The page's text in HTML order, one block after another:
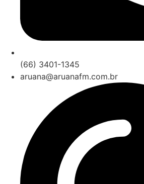
(66) 3401-1345
aruana@aruanafm.com.br